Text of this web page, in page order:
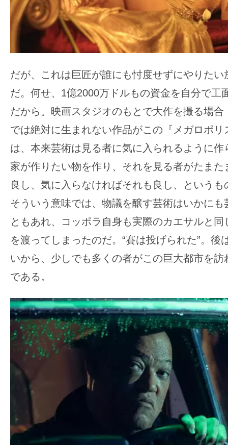
だが、これは巨匠が誰にも忖度せずにやりたい
だ。何せ、1億2000万ドルもの資金を自分で工
だから。映画スタジオのもとで大作を撮る場
では絶対に生まれない作品がこの『メガロポ
は、本来芸術は見る者に気に入られるように
家が作りたい物を作り、それを見る者がたま
良し、気に入らなければそれも良し、という
そういう意味では、物議を醸す芸術はいかに
ともあれ、コッポラ自身も実際のカエサルと
を渡ってしまったのだ。“賽は投げられた”。後
いから、少しでも多くの者がこの巨大都市を
である。